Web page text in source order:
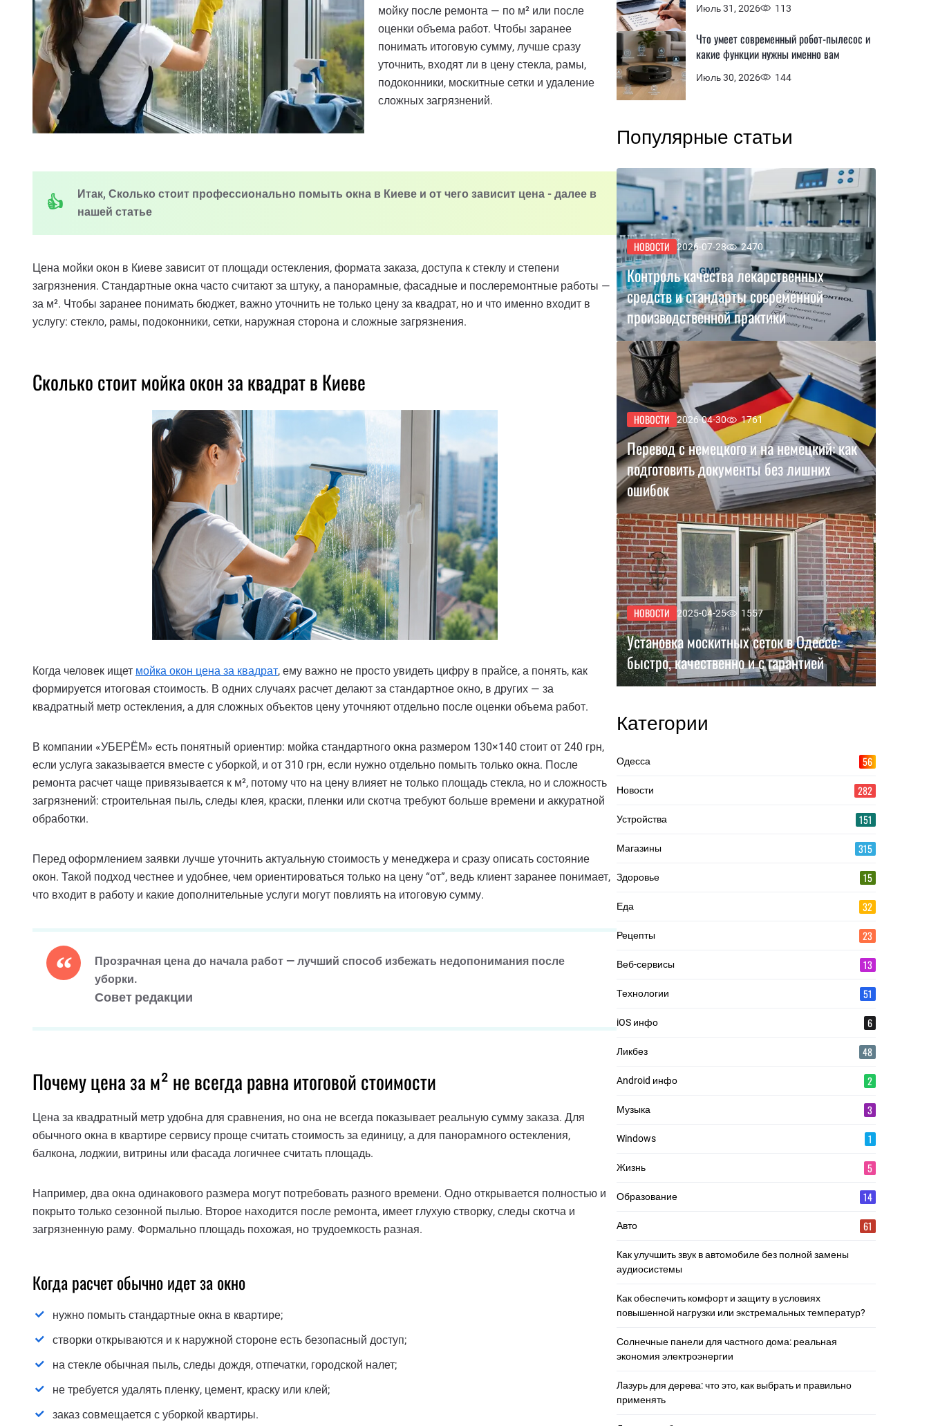
мойку после ремонта — по м² или после
оценки объема работ. Чтобы заранее
понимать итоговую сумму, лучше сразу
уточнить, входят ли в цену стекла, рамы,
подоконники, москитные сетки и удаление
сложных загрязнений.
Итак, Сколько стоит профессионально помыть окна в Киеве и от чего зависит цена - далее в
нашей статье
Цена мойки окон в Киеве зависит от площади остекления, формата заказа, доступа к стеклу и степени
загрязнения. Стандартные окна часто считают за штуку, а панорамные, фасадные и послеремонтные работы —
за м². Чтобы заранее понимать бюджет, важно уточнить не только цену за квадрат, но и что именно входит в
услугу: стекло, рамы, подоконники, сетки, наружная сторона и сложные загрязнения.
Сколько стоит мойка окон за квадрат в Киеве
Когда человек ищет мойка окон цена за квадрат, ему важно не просто увидеть цифру в прайсе, а понять, как
формируется итоговая стоимость. В одних случаях расчет делают за стандартное окно, в других — за
квадратный метр остекления, а для сложных объектов цену уточняют отдельно после оценки объема работ.
В компании «УБЕРЁМ» есть понятный ориентир: мойка стандартного окна размером 130×140 стоит от 240 грн,
если услуга заказывается вместе с уборкой, и от 310 грн, если нужно отдельно помыть только окна. После
ремонта расчет чаще привязывается к м², потому что на цену влияет не только площадь стекла, но и сложность
загрязнений: строительная пыль, следы клея, краски, пленки или скотча требуют больше времени и аккуратной
обработки.
Перед оформлением заявки лучше уточнить актуальную стоимость у менеджера и сразу описать состояние
окон. Такой подход честнее и удобнее, чем ориентироваться только на цену “от”, ведь клиент заранее понимает,
что входит в работу и какие дополнительные услуги могут повлиять на итоговую сумму.
Прозрачная цена до начала работ — лучший способ избежать недопонимания после
уборки.
Совет редакции
Почему цена за м² не всегда равна итоговой стоимости
Цена за квадратный метр удобна для сравнения, но она не всегда показывает реальную сумму заказа. Для
обычного окна в квартире сервису проще считать стоимость за единицу, а для панорамного остекления,
балкона, лоджии, витрины или фасада логичнее считать площадь.
Например, два окна одинакового размера могут потребовать разного времени. Одно открывается полностью и
покрыто только сезонной пылью. Второе находится после ремонта, имеет глухую створку, следы скотча и
загрязненную раму. Формально площадь похожая, но трудоемкость разная.
Когда расчет обычно идет за окно
нужно помыть стандартные окна в квартире;
створки открываются и к наружной стороне есть безопасный доступ;
на стекле обычная пыль, следы дождя, отпечатки, городской налет;
не требуется удалять пленку, цемент, краску или клей;
заказ совмещается с уборкой квартиры.
Июль 31, 2026 113
Июль 30, 2026 144
Что умеет современный робот-пылесос и
какие функции нужны именно вам
Популярные статьи
НОВОСТИ 2026-07-28 2470
Контроль качества лекарственных
средств и стандарты современной
производственной практики
НОВОСТИ 2026-04-30 1761
Перевод с немецкого и на немецкий: как
подготовить документы без лишних
ошибок
НОВОСТИ 2025-04-25 1557
Установка москитных сеток в Одессе:
быстро, качественно и с гарантией
Категории
Одесса 56
Новости 282
Устройства 151
Магазины 315
Здоровье 15
Еда 32
Рецепты 23
Веб-сервисы 13
Технологии 51
iOS инфо 6
Ликбез 48
Android инфо 2
Музыка 3
Windows 1
Жизнь 5
Образование 14
Авто 61
Как улучшить звук в автомобиле без полной замены
аудиосистемы
Как обеспечить комфорт и защиту в условиях
повышенной нагрузки или экстремальных температур?
Солнечные панели для частного дома: реальная
экономия электроэнергии
Лазурь для дерева: что это, как выбрать и правильно
применять